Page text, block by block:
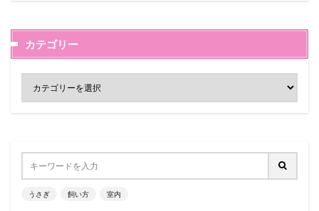
カテゴリー
うさぎ 飼い方 室内